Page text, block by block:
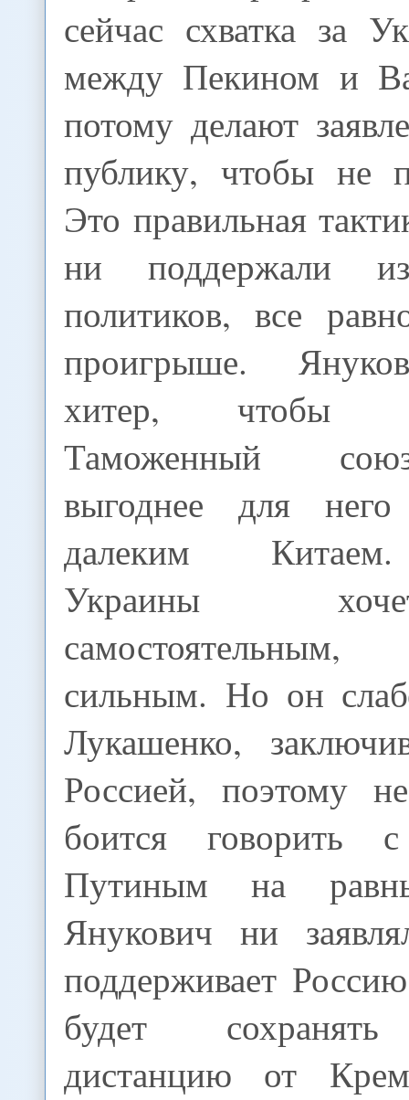
сейчас схватка за
между Пекином и
потому делают
публику, чтобы не
Это правильная
ни поддержали
политиков, все
проигрыше.
хитер, чтобы
Таможенный
выгоднее для
далеким
Украины
сильным. Но он
Лукашенко,
Россией, поэтому
боится говорить
Путиным на
Янукович ни
поддерживает
будет
дистанцию от